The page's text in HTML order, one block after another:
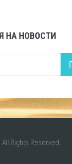
НА НОВОСТИ
All Rights Reserved.